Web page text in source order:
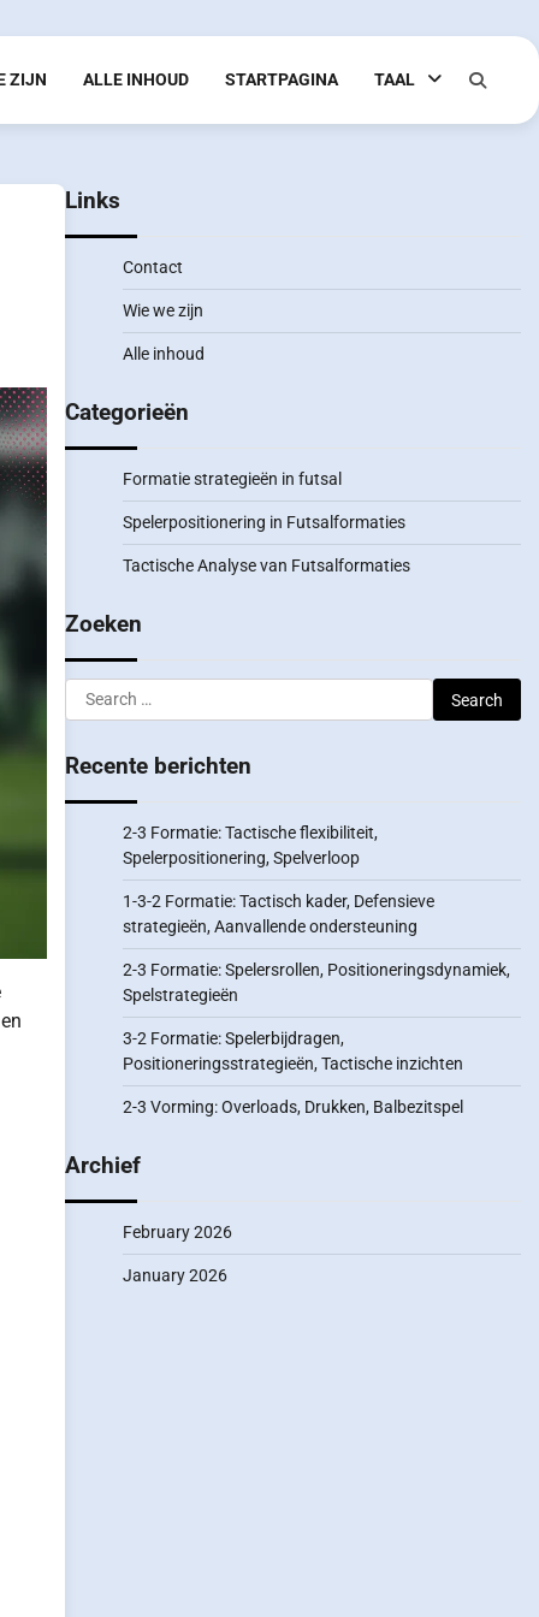
ZIJN ALLE INHOUD STARTPAGINA TAAL
Links
Contact
Wie we zijn
Alle inhoud
Categorieën
Formatie strategieën in futsal
Spelerpositionering in Futsalformaties
Tactische Analyse van Futsalformaties
Zoeken
Search
for:
Recente berichten
2-3 Formatie: Tactische flexibiliteit,
Spelerpositionering, Spelverloop
1-3-2 Formatie: Tactisch kader, Defensieve
strategieën, Aanvallende ondersteuning
2-3 Formatie: Spelersrollen, Positioneringsdynamiek,
Spelstrategieën
3-2 Formatie: Spelerbijdragen,
Positioneringsstrategieën, Tactische inzichten
2-3 Vorming: Overloads, Drukken, Balbezitspel
Archief
February 2026
January 2026